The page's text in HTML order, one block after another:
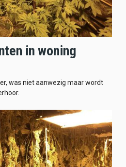
in woning
was niet aanwezig maar wordt